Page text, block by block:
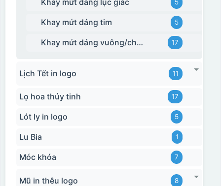
Khay mứt dáng lục giác 5
Khay mứt dáng tim 5
Khay mứt dáng vuông/chữ nhật 17
Lịch Tết in logo 11
Lọ hoa thủy tinh 17
Lót ly in logo 5
Lu Bia 1
Móc khóa 7
Mũ in thêu logo 8